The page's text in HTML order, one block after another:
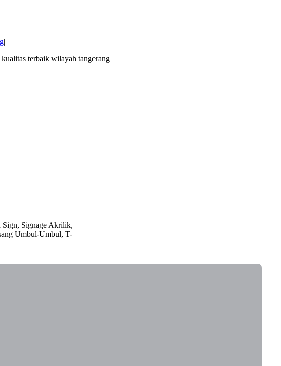
|
terbaik wilayah tangerang
Sign, Signage Akrilik,
Umbul-Umbul, T-